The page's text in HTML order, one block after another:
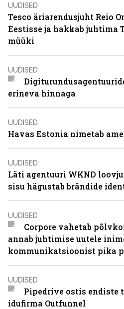
UUDISED
Tesco äriarendusjuht Reio
Eestisse ja hakkab juhtima
müüki
UUDISED
erineva hinnaga
UUDISED
Havas Estonia nimetab
UUDISED
Läti agentuuri WKND
sisu hägustab brändide
UUDISED
Corpore vahetab
annab juhtimise uutele
kommunikatsioonist pika
UUDISED
Pipedrive ostis endiste
idufirma Outfunnel